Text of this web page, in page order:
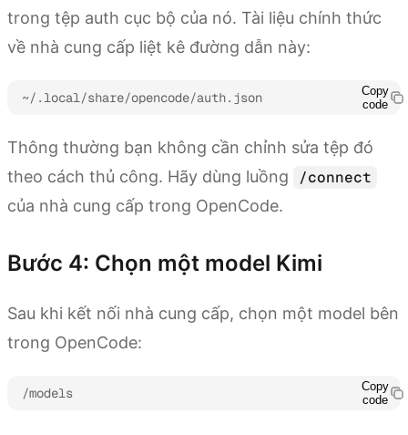
trong tệp auth cục bộ của nó. Tài liệu chính thức
về nhà cung cấp liệt kê đường dẫn này:
~/.local/share/opencode/auth.json
Copy
code
Thông thường bạn không cần chỉnh sửa tệp đó
theo cách thủ công. Hãy dùng luồng
/connect
của nhà cung cấp trong OpenCode.
Bước 4: Chọn một model Kimi
Sau khi kết nối nhà cung cấp, chọn một model bên
trong OpenCode:
/models
Copy
code